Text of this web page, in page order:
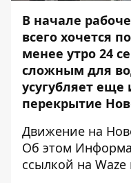
В начале
всего хочется
менее утро 24
сложным для
усугубляет еще
перекрытие
Движение на
Об этом
ссылкой на